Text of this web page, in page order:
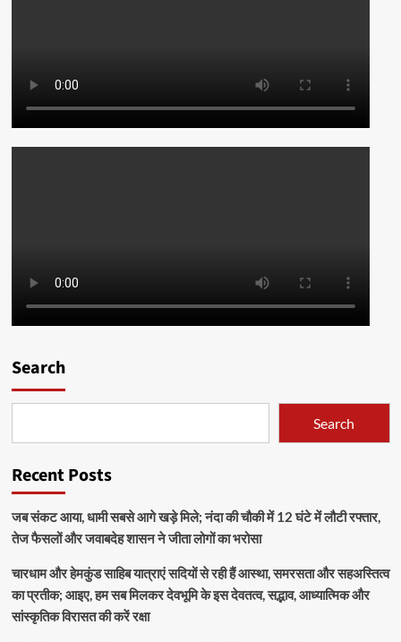
Search
Search
Recent Posts
जब संकट आया, धामी सबसे आगे खड़े मिले; नंदा की चौकी में 12 घंटे में लौटी रफ्तार,
तेज फैसलों और जवाबदेह शासन ने जीता लोगों का भरोसा
चारधाम और हेमकुंड साहिब यात्राएं सदियों से रही हैं आस्था, समरसता और सहअस्तित्व
का प्रतीक; आइए, हम सब मिलकर देवभूमि के इस देवतत्व, सद्भाव, आध्यात्मिक और
सांस्कृतिक विरासत की करें रक्षा